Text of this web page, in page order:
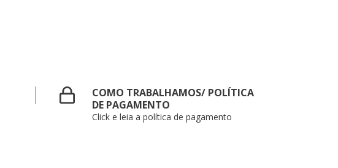
COMO TRABALHAMOS/ POLÍTICA
DE PAGAMENTO
Click e leia a política de pagamento